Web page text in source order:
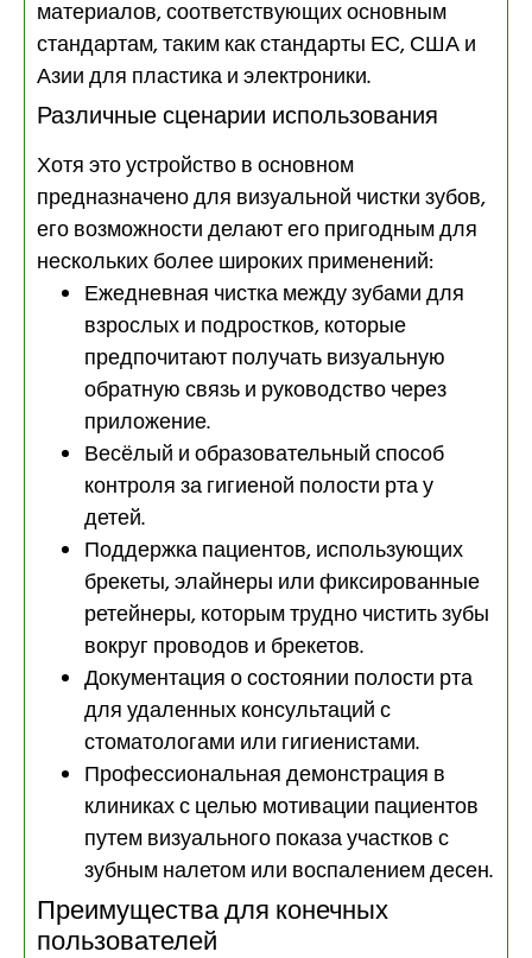
материалов, соответствующих основным
стандартам, таким как стандарты ЕС, США и
Азии для пластика и электроники.
Различные сценарии использования
Хотя это устройство в основном
предназначено для визуальной чистки зубов,
его возможности делают его пригодным для
нескольких более широких применений:
Ежедневная чистка между зубами для
взрослых и подростков, которые
предпочитают получать визуальную
обратную связь и руководство через
приложение.
Весёлый и образовательный способ
контроля за гигиеной полости рта у
детей.
Поддержка пациентов, использующих
брекеты, элайнеры или фиксированные
ретейнеры, которым трудно чистить зубы
вокруг проводов и брекетов.
Документация о состоянии полости рта
для удаленных консультаций с
стоматологами или гигиенистами.
Профессиональная демонстрация в
клиниках с целью мотивации пациентов
путем визуального показа участков с
зубным налетом или воспалением десен.
Преимущества для конечных
пользователей